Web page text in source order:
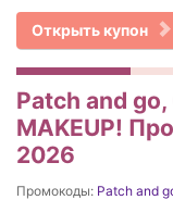
Открыть купон
Patch and
MAKEUP!
2026
Промокоды: Patch and